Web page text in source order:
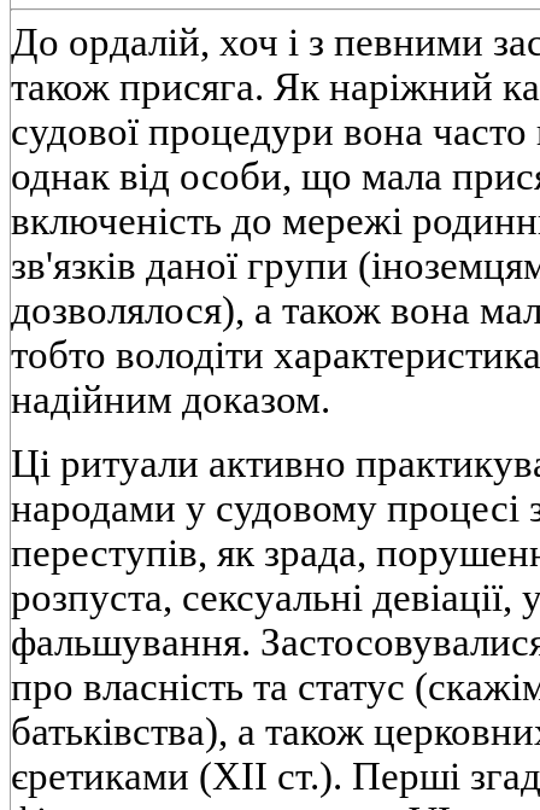
До ордалій, хоч і з певними
також присяга. Як наріжний
судової процедури вона
однак від особи, що мала
включеність до мережі
зв'язків даної групи
дозволялося), а також вона
тобто володіти
надійним доказом.
Ці ритуали активно
народами у судовому процесі
переступів, як зрада,
розпуста, сексуальні
фальшування.
про власність та статус
батьківства), а також
єретиками (XII ст.). Перші